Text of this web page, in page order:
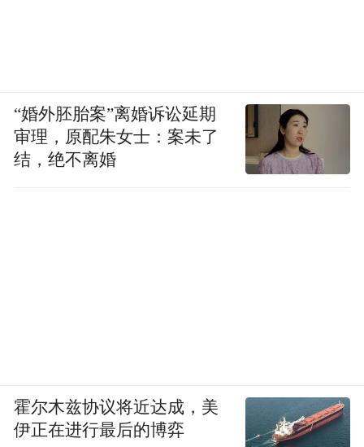
“婚外胚胎案”离婚诉讼延期
审理，原配朱女士：案未了
结，绝不离婚
霍尔木兹协议将近达成，美
伊正在进行最后的博弈